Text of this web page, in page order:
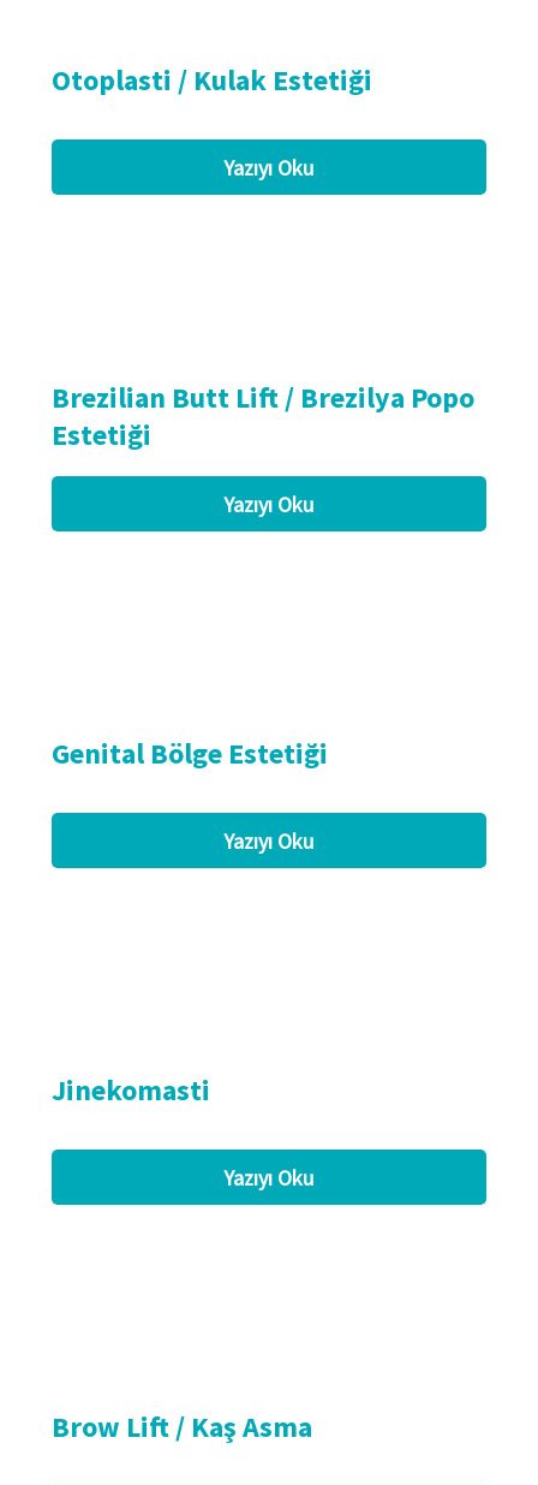
Otoplasti / Kulak Estetiği
Yazıyı Oku
Brezilian Butt Lift / Brezilya Popo
Estetiği
Yazıyı Oku
Genital Bölge Estetiği
Yazıyı Oku
Jinekomasti
Yazıyı Oku
Brow Lift / Kaş Asma